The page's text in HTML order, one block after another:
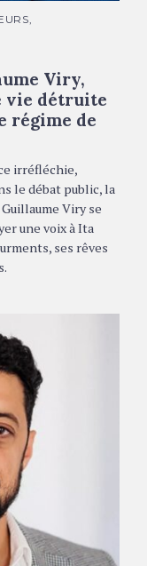
Viry,
vie détruite
régime de
irréfléchie,
le débat public, la
Viry se
une voix à Ita
ses rêves